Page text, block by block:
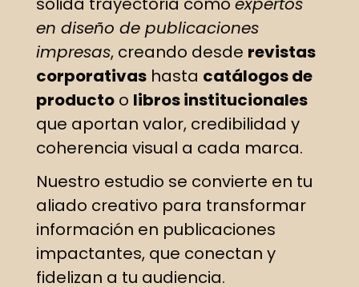
en diseño de publicaciones
impresas, creando desde revistas
corporativashasta catálogos de
productoo libros institucionales
que aportan valor, credibilidad y
coherencia visual a cada marca.
Nuestro estudio se convierte en tu
aliado creativo para transformar
información en publicaciones
impactantes, que conectan y
fidelizan a tu audiencia.